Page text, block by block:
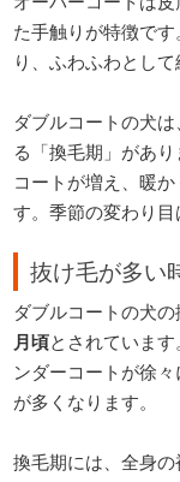
た手触りが特徴で
り、ふわふわとして
ダブルコートの犬
る「換毛期」があ
コートが増え、暖
す。季節の変わり目
抜け毛が多い
ダブルコートの犬
月頃とされていま
ンダーコートが徐
が多くなります。
換毛期には、全身